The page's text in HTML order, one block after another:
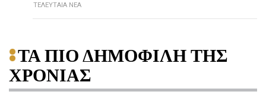
ΤΕΛΕΥΤΑΙΑ ΝΕΑ
ΤΑ ΠΙΟ ΔΗΜΟΦΙΛΗ ΤΗΣ
ΧΡΟΝΙΑΣ